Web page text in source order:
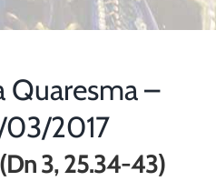
Quaresma –
03/2017
3, 25.34-43)